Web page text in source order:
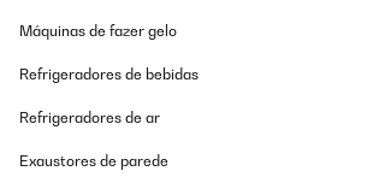
Máquinas de fazer gelo
Refrigeradores de bebidas
Refrigeradores de ar
Exaustores de parede